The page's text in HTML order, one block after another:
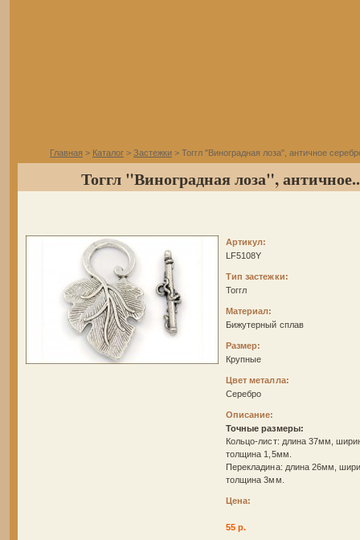
Главная > Каталог > Застежки > Тоггл "Виноградная лоза", античное
Тоггл "Виноградная лоза",
Артикул:
LF5108Y
Тип застежки:
Тоггл
Материал:
Бижутерный сплав
Размер:
Крупные
Цвет металла:
Серебро
Описание:
Точные размеры:
Кольцо-лист: длина 37мм,
толщина 1,5мм.
Перекладина: длина 26мм,
толщина 3мм.
Цена:
55 р.